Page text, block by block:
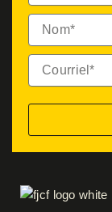
Nom*
Courriel*